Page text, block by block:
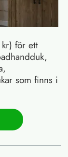
för ett
som finns i